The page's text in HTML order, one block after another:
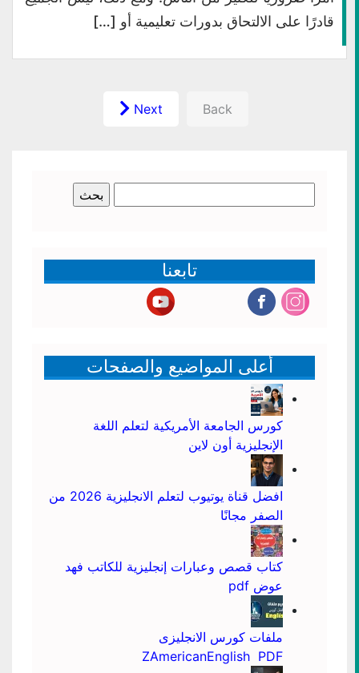
قادرًا على الالتحاق بدورات تعليمية أو […]
Back
Next
عن:
تابعنا
أعلى المواضيع والصفحات
كورس الجامعة الأمريكية لتعلم اللغة
الإنجليزية أون لاين
افضل قناة يوتيوب لتعلم الانجليزية 2026 من
الصفر مجانًا
كتاب قصص وعبارات إنجليزية للكاتب فهد
عوض pdf
ملفات كورس الانجليزى
ZAmericanEnglish PDF